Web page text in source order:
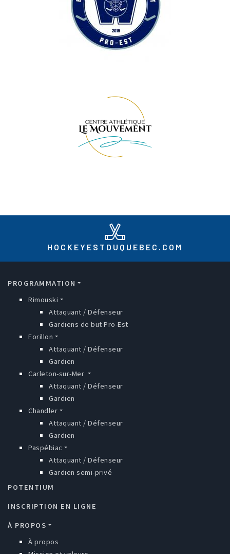
HOCKEYESTDUQUEBEC.COM
PROGRAMMATION
Rimouski
Attaquant / Défenseur
Gardiens de but Pro-Est
Forillon
Attaquant / Défenseur
Gardien
Carleton-sur-Mer
Attaquant / Défenseur
Gardien
Chandler
Attaquant / Défenseur
Gardien
Paspébiac
Attaquant / Défenseur
Gardien semi-privé
POTENTIUM
INSCRIPTION EN LIGNE
À PROPOS
À propos